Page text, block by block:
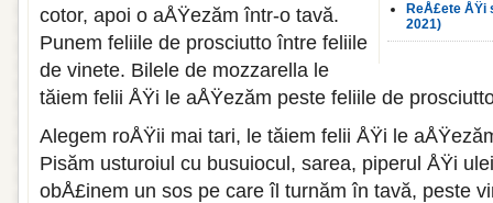
ReÅ£ete
2021)
cotor, apoi o aÅŸezăm într-o tavă.
Punem fe­liile de prosciutto între feliile
de vine­te. Bilele de mozzarella le
tăiem felii ÅŸi le aÅŸezăm peste feliile de
Alegem roÅŸii mai tari, le tăiem felii ÅŸi le
Pisăm usturo­iul cu busuiocul, sarea, piperul ÅŸi
obÅ£inem un sos pe care îl turnăm în tavă, peste